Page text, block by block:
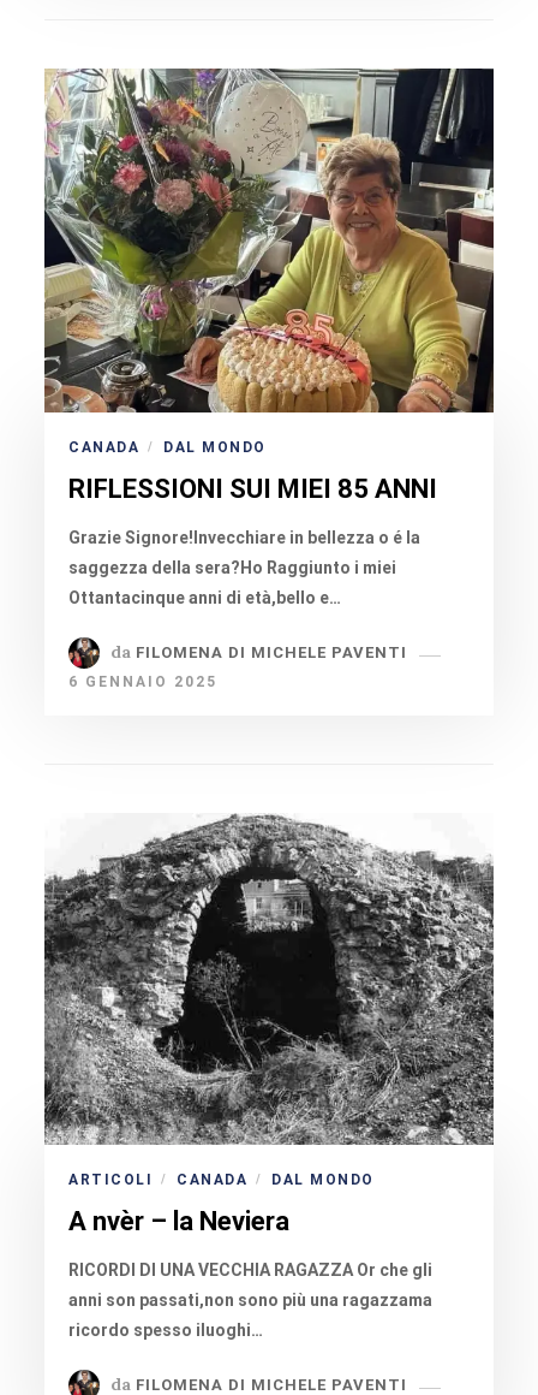
CANADA / DAL MONDO
RIFLESSIONI SUI MIEI 85 ANNI
Grazie Signore!Invecchiare in bellezza o é la
saggezza della sera?Ho Raggiunto i miei
Ottantacinque anni di età,bello e…
da FILOMENA DI MICHELE PAVENTI
6 GENNAIO 2025
ARTICOLI / CANADA / DAL MONDO
A nvèr – la Neviera
RICORDI DI UNA VECCHIA RAGAZZA Or che gli
anni son passati,non sono più una ragazzama
ricordo spesso iluoghi…
da FILOMENA DI MICHELE PAVENTI